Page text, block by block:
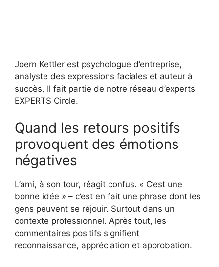
Joern Kettler est psychologue d’entreprise,
analyste des expressions faciales et auteur à
succès. Il fait partie de notre réseau d’experts
EXPERTS Circle.
Quand les retours positifs
provoquent des émotions
négatives
L’ami, à son tour, réagit confus. « C’est une
bonne idée » – c’est en fait une phrase dont les
gens peuvent se réjouir. Surtout dans un
contexte professionnel. Après tout, les
commentaires positifs signifient
reconnaissance, appréciation et approbation.